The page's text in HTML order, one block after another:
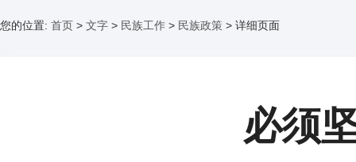
您的位置: 首页 > 文字 > 民族工作 > 民族政策 > 详细页面
必须